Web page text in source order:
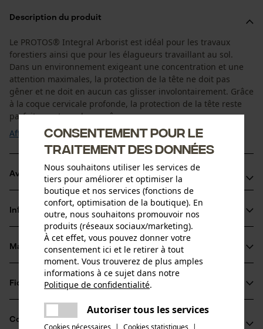
Description du produit
Le PROTOS® Integral Arborist est idéal pour les travaux
forestiers ainsi que pour les élagueurs travaillant au sol.
Dans un environnement exigeant une concentration et une
attention maximales, la protection de la tête ne doit pas
gêner et ne doit en aucun cas glisser involontairement. Grâce
à la coque cervicale profonde, la protection de la tête reste
parfaitement en place, même ...
Afficher plus
Avantages du produit
Parfait pour les travaux d'élagage / les élagueurs
Assise parfaite du casque, même en position inclinée et en
travaillant au-dessus de la tête
CrashAbsorber garantit une sécurité quintuple
Informations sur le produit
Détails du produit
Type dactivité
Protéger
Matériau & entretien
Matériau
Détails de la doublure
Fiches techniques
Mode d'emploi (PDF)
Compatibilité
Consentement pour le
traitement des données
Nous souhaitons utiliser les services de
tiers pour améliorer et optimiser la
boutique et nos services (fonctions de
confort, optimisation de la boutique). En
outre, nous souhaitons promouvoir nos
produits (réseaux sociaux/marketing).
À cet effet, vous pouvez donner votre
consentement ici et le retirer à tout
moment. Vous trouverez de plus amples
informations à ce sujet dans notre
Politique de confidentialité.
Autoriser tous les services
Cookies nécessaires | Cookies statistiques |
Une erreur s'est produite. Veuillez
essayer encore.
partager
partager